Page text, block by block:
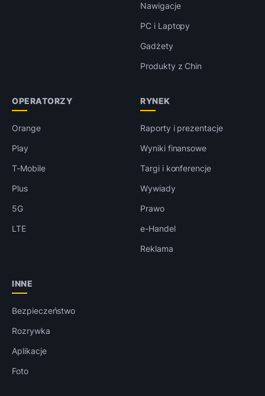
Nawigacje
PC i Laptopy
Gadżety
Produkty z Chin
OPERATORZY
Orange
Play
T-Mobile
Plus
5G
LTE
RYNEK
Raporty i prezentacje
Wyniki finansowe
Targi i konferencje
Wywiady
Prawo
e-Handel
Reklama
INNE
Bezpieczeństwo
Rozrywka
Aplikacje
Foto